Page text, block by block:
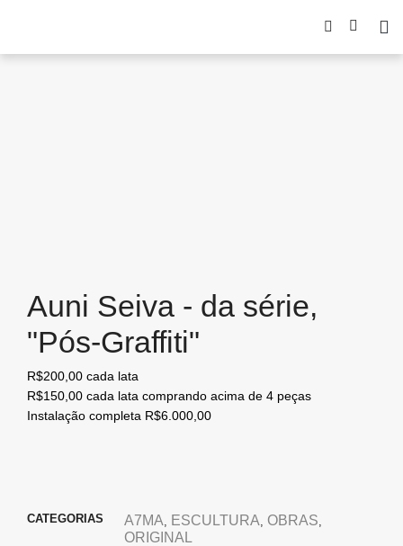
Auni Seiva - da série,
"Pós-Graffiti"
R$200,00 cada lata
R$150,00 cada lata comprando acima de 4 peças
Instalação completa R$6.000,00
CATEGORIAS A7MA, ESCULTURA, OBRAS,
ORIGINAL